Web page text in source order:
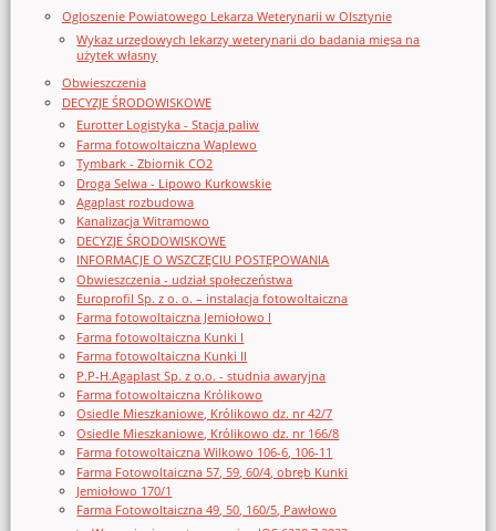
Ogloszenie Powiatowego Lekarza Weterynarii w Olsztynie
Wykaz urzędowych lekarzy weterynarii do badania mięsa na
użytek własny
Obwieszczenia
DECYZJE ŚRODOWISKOWE
Eurotter Logistyka - Stacja paliw
Farma fotowoltaiczna Waplewo
Tymbark - Zbiornik CO2
Droga Selwa - Lipowo Kurkowskie
Agaplast rozbudowa
Kanalizacja Witramowo
DECYZJE ŚRODOWISKOWE
INFORMACJE O WSZCZĘCIU POSTĘPOWANIA
Obwieszczenia - udział społeczeństwa
Europrofil Sp. z o. o. – instalacja fotowoltaiczna
Farma fotowoltaiczna Jemiołowo I
Farma fotowoltaiczna Kunki I
Farma fotowoltaiczna Kunki II
P.P-H.Agaplast Sp. z o.o. - studnia awaryjna
Farma fotowoltaiczna Królikowo
Osiedle Mieszkaniowe, Królikowo dz. nr 42/7
Osiedle Mieszkaniowe, Królikowo dz. nr 166/8
Farma fotowoltaiczna Wilkowo 106-6, 106-11
Farma Fotowoltaiczna 57, 59, 60/4, obręb Kunki
Jemiołowo 170/1
Farma Fotowoltaiczna 49, 50, 160/5, Pawłowo